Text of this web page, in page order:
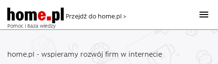
Pomoc i Baza wiedzy
Przejdź do home.pl >
home.pl - wspieramy rozwój firm w internecie